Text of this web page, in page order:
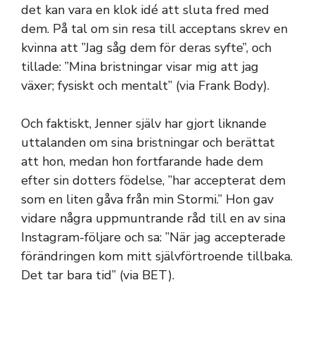
det kan vara en klok idé att sluta fred med
dem. På tal om sin resa till acceptans skrev en
kvinna att ”Jag såg dem för deras syfte”, och
tillade: ”Mina bristningar visar mig att jag
växer; fysiskt och mentalt” (via Frank Body).
Och faktiskt, Jenner själv har gjort liknande
uttalanden om sina bristningar och berättat
att hon, medan hon fortfarande hade dem
efter sin dotters födelse, ”har accepterat dem
som en liten gåva från min Stormi.” Hon gav
vidare några uppmuntrande råd till en av sina
Instagram-följare och sa: ”När jag accepterade
förändringen kom mitt självförtroende tillbaka.
Det tar bara tid” (via BET).